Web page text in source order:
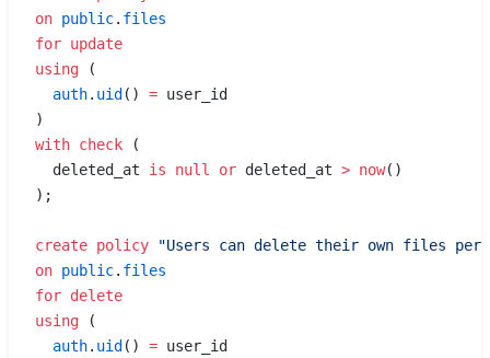
on public. files
for update
using (
  auth
. uid() = user_id
)
with check (
  deleted_at
is null or deleted_at > now()
);
create policy "Users can delete their own files
on public. files
for delete
using (
  auth
. uid() = user_id